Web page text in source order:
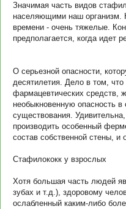
Значимая часть видов
населяющими наш организм.
времени - очень тяжелые.
предполагается, когда идет
О серьезной опасности,
десятилетия. Дело в том, что
фармацевтических средств,
необыкновенную опасность
существования. Удивительна,
производить особенный
состав собственной стены, и
Стафилококк у взрослых
Хотя большая часть людей
зубах и т.д.), здоровому
ослабленный каким-либо